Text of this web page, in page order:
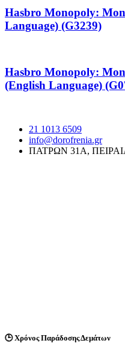
Hasbro Monopoly:
Language) (G3239)
Hasbro Monopoly:
(English Language)
21 1013 6509
info@dorofrenia.gr
ΠΑΤΡΩΝ 31Α,
🕒Χρόνος Παράδοσης Δεμάτων